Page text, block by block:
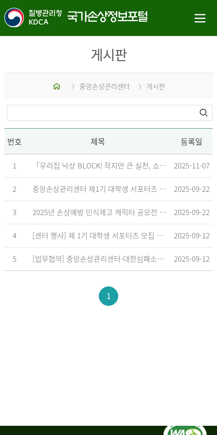
게시판
중앙손상관리센터 게시판
번호 제목 등록일
1 「우리집 낙상 BLOCK! 작지만 큰 실천, 쇼츠 챌린지」 수상작 발표 2025-11-07
2 중앙손상관리센터 제1기 대학생 서포터즈 합격자 발표 2025-09-22
3 2025년 손상예방 인식제고 캐릭터 공모전 결과발표 지연 안내 2025-09-22
4 [센터 행사] 제 1기 대학생 서포터즈 모집 공고 2025-09-12
5 [업무협약] 중앙손상관리센터-대한심폐소생협회, 학교현장 CPR 교육 확대 위한 업무협약 체결 2025-09-12
1